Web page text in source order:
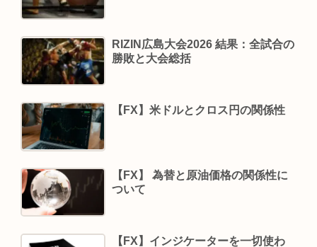
RIZIN広島大会2026 結果：全試合の
勝敗と大会総括
【FX】米ドルとクロス円の関係性
【FX】 為替と原油価格の関係性に
ついて
【FX】インジケーターを一切使わ